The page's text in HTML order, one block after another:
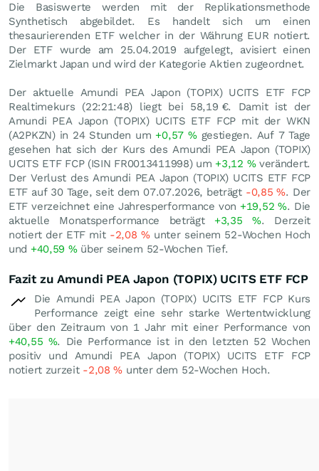
Die Basiswerte werden mit der Replikationsmethode
Synthetisch abgebildet. Es handelt sich um einen
thesaurierenden ETF welcher in der Währung EUR notiert.
Der ETF wurde am 25.04.2019 aufgelegt, avisiert einen
Zielmarkt Japan und wird der Kategorie Aktien zugeordnet.
Der aktuelle Amundi PEA Japon (TOPIX) UCITS ETF FCP
Realtimekurs (22:21:48) liegt bei 58,19 €. Damit ist der
Amundi PEA Japon (TOPIX) UCITS ETF FCP mit der WKN
(A2PKZN) in 24 Stunden um +0,57 %gestiegen. Auf 7 Tage
gesehen hat sich der Kurs des Amundi PEA Japon (TOPIX)
UCITS ETF FCP (ISIN FR0013411998) um +3,12 %verändert.
Der Verlust des Amundi PEA Japon (TOPIX) UCITS ETF FCP
ETF auf 30 Tage, seit dem 07.07.2026, beträgt -0,85%. Der
ETF verzeichnet eine Jahresperformance von +19,52%. Die
aktuelle Monatsperformance beträgt +3,35%. Derzeit
notiert der ETF mit -2,08 %unter seinem 52-Wochen Hoch
und +40,59 %über seinem 52-Wochen Tief.
Fazit zu Amundi PEA Japon (TOPIX) UCITS ETF FCP
Die Amundi PEA Japon (TOPIX) UCITS ETF FCP Kurs
Performance zeigt eine sehr starke Wertentwicklung
über den Zeitraum von 1 Jahr mit einer Performance von
+40,55 %. Die Performance ist in den letzten 52 Wochen
positiv und Amundi PEA Japon (TOPIX) UCITS ETF FCP
notiert zurzeit -2,08% unter dem 52-Wochen Hoch.